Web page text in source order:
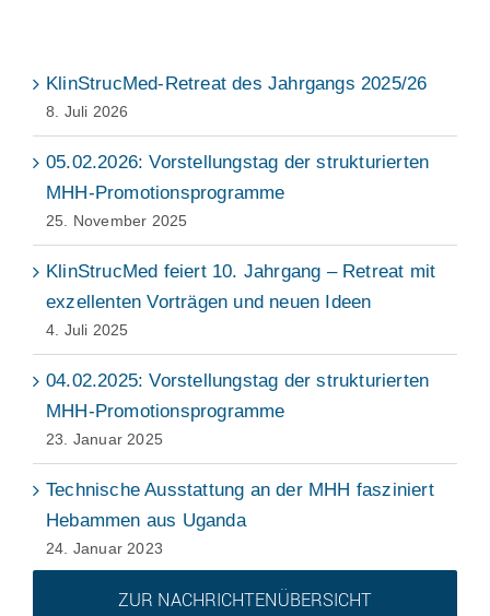
KlinStrucMed-Retreat des Jahrgangs 2025/26
8. Juli 2026
05.02.2026: Vorstellungstag der strukturierten
MHH-Promotionsprogramme
25. November 2025
KlinStrucMed feiert 10. Jahrgang – Retreat mit
exzellenten Vorträgen und neuen Ideen
4. Juli 2025
04.02.2025: Vorstellungstag der strukturierten
MHH-Promotionsprogramme
23. Januar 2025
Technische Ausstattung an der MHH fasziniert
Hebammen aus Uganda
24. Januar 2023
ZUR NACHRICHTENÜBERSICHT